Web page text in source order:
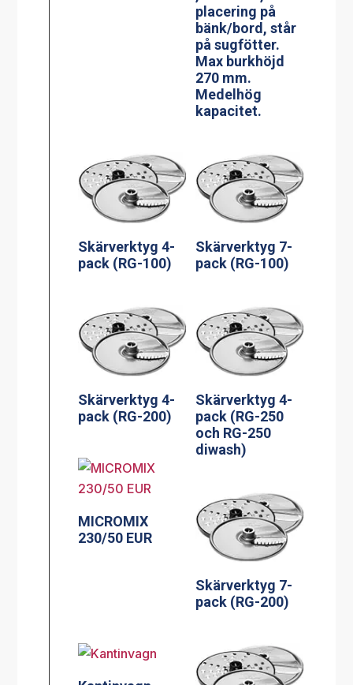
placering på
bänk/bord, står
på sugfötter.
Max burkhöjd
270 mm.
Medelhög
kapacitet.
Skärverktyg 4-
pack (RG-100)
Skärverktyg 7-
pack (RG-100)
Skärverktyg 4-
pack (RG-200)
Skärverktyg 4-
pack (RG-250
och RG-250
diwash)
MICROMIX
230/50 EUR
Skärverktyg 7-
pack (RG-200)